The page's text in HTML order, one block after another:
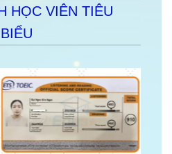
HỌC VIÊN TIÊU
BIỂU